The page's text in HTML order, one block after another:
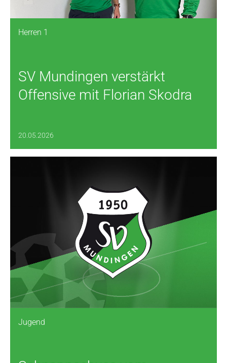
Herren 1
SV Mundingen verstärkt
Offensive mit Florian Skodra
20.05.2026
Jugend